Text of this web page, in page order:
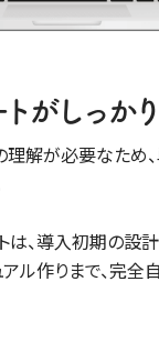
がしっか
解が必要なため
、導入初期の設
ル作りまで、完全